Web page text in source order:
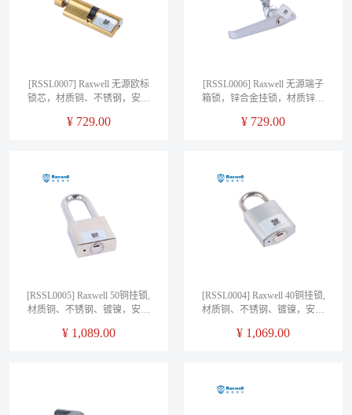
[RSSL0007] Raxwell 无源欧标
锁芯，材质铜、不锈钢，安装
¥ 729.00
[RSSL0006] Raxwell 无源端子
箱锁，锌合金挂锁，材质锌合
询
¥ 729.00
[RSSL0005] Raxwell 50铜挂锁,
材质铜、不锈钢、镀镍，安装
¥ 1,089.00
[RSSL0004] Raxwell 40铜挂锁,
材质铜、不锈钢、镀镍，安装
¥ 1,069.00